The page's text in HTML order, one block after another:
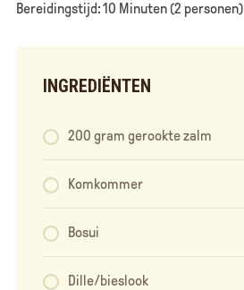
Bereidingstijd: 10 Minuten (2 personen)
INGREDIËNTEN
200 gram gerookte zalm
Komkommer
Bosui
Dille/bieslook